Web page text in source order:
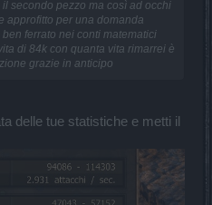
secondo pezzo ma così ad occhi
approfitto per una domanda
ferrato nei conti matematici
di 84k con quanta vita rimarrei è
grazie in anticipo
delle tue statistiche e metti il